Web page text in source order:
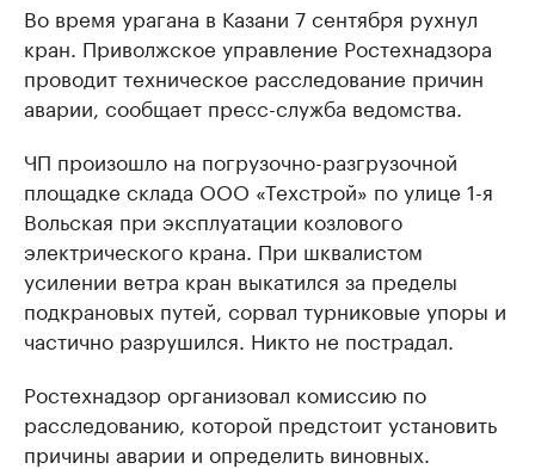
Во время урагана в Казани 7 сентября рухнул
кран. Приволжское управление Ростехнадзора
проводит техническое расследование причин
аварии, сообщает пресс-служба ведомства.
ЧП произошло на погрузочно-разгрузочной
площадке склада ООО «Техстрой» по улице 1-я
Вольская при эксплуатации козлового
электрического крана. При шквалистом
усилении ветра кран выкатился за пределы
подкрановых путей, сорвал турниковые упоры и
частично разрушился. Никто не пострадал.
Ростехнадзор организовал комиссию по
расследованию, которой предстоит установить
причины аварии и определить виновных.